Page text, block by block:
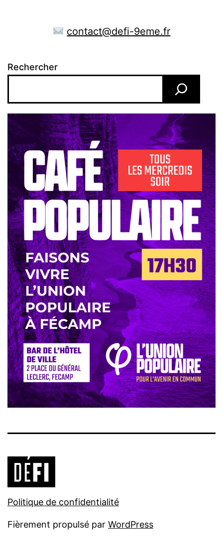
contact@defi-9eme.fr
Rechercher
Politique de confidentialité
Fièrement propulsé par WordPress